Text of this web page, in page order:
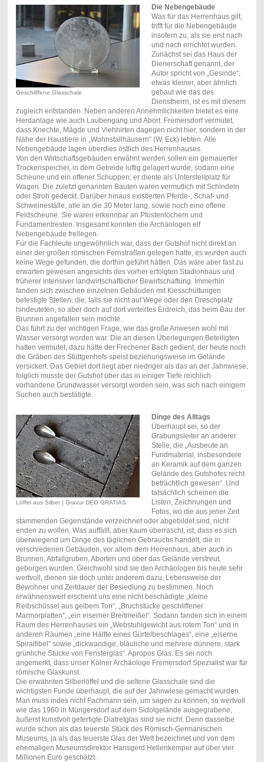
Geschliffene Glasschale
Die Nebengebäude
Was für das Herrenhaus gilt,
trifft für die Nebengebäude
insofern zu, als sie erst nach
und nach errichtet wurden.
Zunächst sei das Haus der
Dienerschaft genannt, der
Autor spricht von „Gesinde“;
etwas kleiner, aber ähnlich
gebaut wie das des
Dienstherrn, ist es mit diesem
zugleich entstanden. Neben anderen Annehmlichkeiten bietet es eine
Herdanlage wie auch Laubengang und Abort. Fremersdorf vermutet,
dass Knechte, Mägde und Viehhirten dagegen nicht hier, sondern in der
Nähe der Haustiere in „Wohnstallhäusern“ (W. Eck) lebten. Alle
Nebengebäude lagen überdies östlich des Herrenhauses.
Von den Wirtschaftsgebäuden erwähnt werden sollen ein gemauerter
Trockenspeicher, in dem Getreide luftig gelagert wurde, sodann eine
Scheune und ein offener Schuppen; er diente als Unterstellplatz für
Wagen. Die zuletzt genannten Bauten waren vermutlich mit Schindeln
oder Stroh gedeckt. Darüber hinaus existierten Pferde-, Schaf- und
Schweineställe, alle an die 30 Meter lang, sowie noch eine offene
Feldscheune. Sie waren erkennbar an Pfostenlöchern und
Fundamentresten. Insgesamt konnten die Archäologen elf
Nebengebäude freilegen.
Für die Fachleute ungewöhnlich war, dass der Gutshof nicht direkt an
einer der großen römischen Fernstraßen gelegen hatte, es wurden auch
keine Wege gefunden, die dorthin geführt hätten. Das wäre aber fast zu
erwarten gewesen angesichts des vorher erfolgten Stadionbaus und
früherer intensiver landwirtschaftlicher Bewirtschaftung. Immerhin
fanden sich zwischen einzelnen Gebäuden mit Kiesschüttungen
befestigte Stellen, die, falls sie nicht auf Wege oder den Dreschplatz
hindeuteten, so aber doch auf dort verteiltes Erdreich, das beim Bau der
Brunnen angefallen sein mochte.
Das führt zu der wichtigen Frage, wie das große Anwesen wohl mit
Wasser versorgt worden war. Die an diesen Überlegungen Beteiligten
hatten vermutet, dazu hätte der Frechener Bach gedient, der heute noch
die Gräben des Stüttgenhofs speist beziehungsweise im Gelände
versickert. Das Gebiet dort liegt aber niedriger als das an der Jahnwiese,
folglich musste der Gutshof über das in einiger Tiefe reichlich
vorhandene Grundwasser versorgt worden sein, was sich nach einigem
Suchen auch bestätigte.
Löffel aus Silber | Gravur DEO GRATIAS
Dinge des Alltags
Überhaupt sei, so der
Grabungsleiter an anderer
Stelle, die „Ausbeute an
Fundmaterial, insbesondere
an Keramik auf dem ganzen
Gelände des Gutshofes recht
beträchtlich gewesen“. Und
tatsächlich scheinen die
Listen, Zeichnungen und
Fotos, wo die aus jener Zeit
stammenden Gegenstände verzeichnet oder abgebildet sind, nicht
enden zu wollen. Was auffällt, aber kaum überrascht, ist, dass es sich
überwiegend um Dinge des täglichen Gebrauchs handelt, die in
verschiedenen Gebäuden, vor allem dem Herrenhaus, aber auch in
Brunnen, Abfallgruben, Aborten und über das Gelände verstreut,
geborgen wurden. Gleichwohl sind sie den Archäologen bis heute sehr
wertvoll, dienen sie doch unter anderem dazu, Lebensweise der
Bewohner und Zeitdauer der Besiedlung zu bestimmen. Noch
erwähnenswert erscheint uns eine nicht beschädigte „kleine
Reibschüssel aus gelbem Ton“, „Bruchstücke geschliffener
Marmorplatten“, „ein eiserner Breitmeißel“. Sodann fanden sich in einem
Raum des Herrenhauses ein „Webstuhlgewicht aus rotem Ton“ und in
anderen Räumen „eine Hälfte eines Gürtelbeschlages“, eine „eiserne
Spiralfibel“ sowie „dickwandige, bläuliche und mehrere dünnere, stark
grünliche Stücke von Fensterglas“. Apropos Glas. Es sei noch
angemerkt, dass unser Kölner Archäologe Fremersdorf Spezialist war für
römische Glaskunst.
Die erwähnten Silberlöffel und die seltene Glasschale sind die
wichtigsten Funde überhaupt, die auf der Jahnwiese gemacht wurden.
Man muss indes nicht Fachmann sein, um sagen zu können, so wertvoll
wie das 1960 in Müngersdorf auf dem Sidolgelände ausgegrabene,
äußerst kunstvoll gefertigte Diatretglas sind sie nicht. Denn dasselbe
wurde schon als das teuerste Stück des Römisch-Germanischen
Museums, ja als das teuerste Glas der Welt bezeichnet und von dem
ehemaligen Museumsdirektor Hansgerd Hellenkemper auf über vier
Millionen Euro geschätzt.